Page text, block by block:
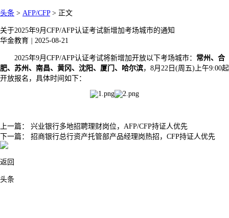
头条 > AFP/CFP> 正文
关于2025年9月CFP/AFP认证考试新增加考场城市的通知
华金教育
2025-08-21
2025年9月CFP/AFP认证考试将新增加开放以下考场城市： 常州、合
肥、苏州、南昌、黄冈、沈阳、厦门、哈尔滨，8月22日(周五)上午9:00起
开放报名，具体时间如下：
上一篇： 兴业银行多地招聘理财岗位，AFP/CFP持证人优先
下一篇： 招商银行总行资产托管部产品经理岗热招，CFP持证人优先
返回
头条